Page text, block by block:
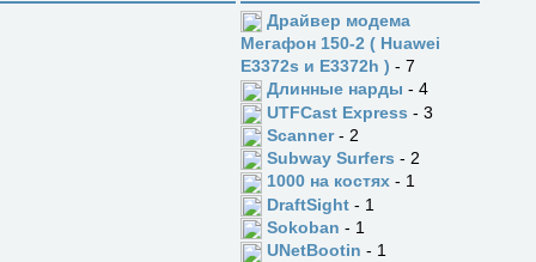
Драйвер модема
Мегафон 150-2 ( Huawei
E3372s и E3372h ) - 7
Длинные нарды - 4
UTFCast Express - 3
Scanner- 2
Subway Surfers - 2
1000 на костях - 1
DraftSight - 1
Sokoban - 1
UNetBootin - 1